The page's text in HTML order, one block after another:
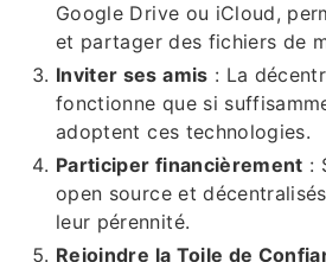
Google Drive ou iCloud,
et partager des fichiers de
Inviter ses amis : La
fonctionne que si
adoptent ces technologies.
Participer financièrement :
open source et
leur pérennité.
Rejoindre la Toile de